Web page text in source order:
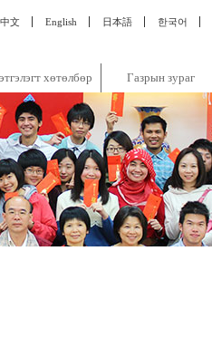
中文 English 日本語 한국어
хөтөлбөр Газрын зураг